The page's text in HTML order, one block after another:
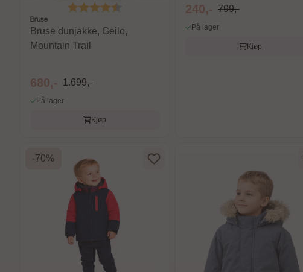
Karakter: 4.6 av 5 mulige
Bruse
Bruse dunjakke, Geilo,
Mountain Trail
680,- 1.699,-
På lager
Kjøp
240,- 799,-
På lager
Kjøp
-70%